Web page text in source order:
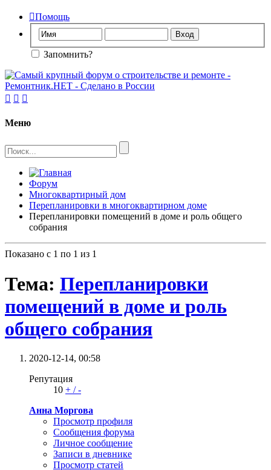
Помощь
Запомнить?
  
Меню
Форум
Многоквартирный дом
Перепланировки в многоквартирном доме
Перепланировки помещений в доме и роль общего
собрания
Показано с 1 по 1 из 1
Тема: Перепланировки
помещений в доме и роль
общего собрания
2020-12-14, 00:58
Репутация
10 + /-
Анна Моргова
Просмотр профиля
Сообщения форума
Личное сообщение
Записи в дневнике
Просмотр статей